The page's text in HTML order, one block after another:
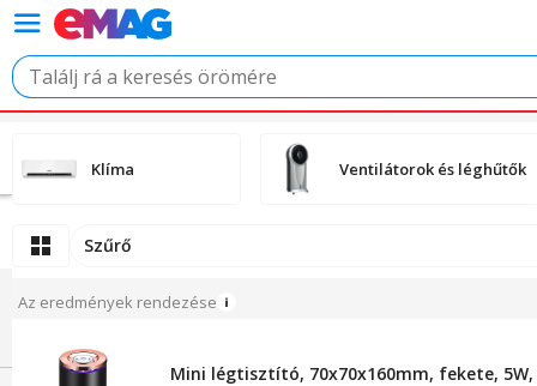
Klíma Ventilátorok és léghűtők
Szűrő
Az eredmények rendezése
Mini légtisztító, 70x70x160mm, fekete, 5W,